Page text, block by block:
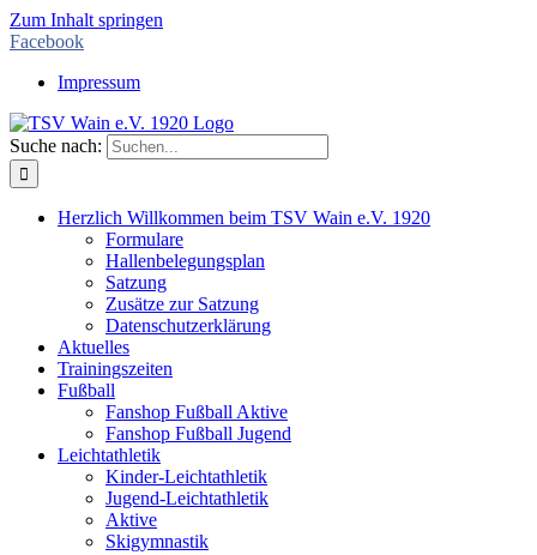
Zum Inhalt springen
Facebook
Impressum
Suche nach:
Herzlich Willkommen beim TSV Wain e.V. 1920
Formulare
Hallenbelegungsplan
Satzung
Zusätze zur Satzung
Datenschutzerklärung
Aktuelles
Trainingszeiten
Fußball
Fanshop Fußball Aktive
Fanshop Fußball Jugend
Leichtathletik
Kinder-Leichtathletik
Jugend-Leichtathletik
Aktive
Skigymnastik